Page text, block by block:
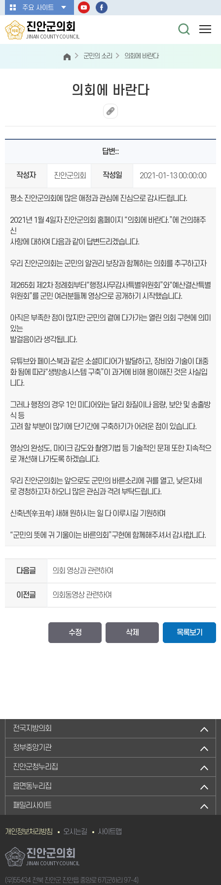
본문바로가기
주요 사이트
진안군의회
JINAN COUNTY COUNCIL
군민의 소리 의회에 바란다
의회에 바란다
답변::
작성자 진안군의회 작성일 2021-01-13 00:00:00
평소 진안군의회에 많은 애정과 관심에 진심으로 감사드립니다.
2021년 1월 4일자 진안군의회 홈페이지 “의회에 바란다.”에 건의해주
신
사항에 대하여 다음과 같이 답변드리겠습니다.
우리 진안군의회는 군민의 알권리 보장과 함께하는 의회를 추구하고자
제265회 제2차 정례회부터“행정사무감사특별위원회”와“예산결산특별
위원회”를 군민 여러분들께 영상으로 공개하기 시작했습니다.
아직은 부족한 점이 많지만 군민의 곁에 다가가는 열린 의회 구현에 의미
있는
발걸음이라 생각됩니다.
유튜브와 페이스북과 같은 소셜미디어가 발달하고, 장비와 기술이 대중
화 됨에 따라“생방송시스템 구축”이 과거에 비해 용이해진 것은 사실입
니다.
그러나 행정의 경우 1인 미디어와는 달리 화질이나 음량, 보안 및 송출방
식 등
고려 할 부분이 많기에 단기간에 구축하기가 어려운 점이 있습니다.
영상의 완성도, 마이크 감도와 촬영기법 등 기술적인 문제 또한 지속적으
로 개선해 나가도록 하겠습니다.
우리 진안군의회는 앞으로도 군민의 바른소리에 귀를 열고, 낮은자세
로 경청하고자 하오니 많은 관심과 격려 부탁드립니다.
신축년(辛丑年) 새해 원하시는 일 다 이루시길 기원하며
“군민의 뜻에 귀 기울이는 바른의회”구현에 함께해주셔서 감사합니다.
다음글 의회 영상과 관련하여
이전글 의회동영상 관련하여
수정 삭제 목록보기
전국지방의회
정부중앙기관
진안군청누리집
읍면동누리집
패밀리사이트
개인정보처리방침 오시는길 사이트맵
진안군의회
JINAN COUNTY COUNCIL
(우)55434 전북 진안군 진안읍 중앙로 67(군하리 97-4)